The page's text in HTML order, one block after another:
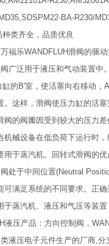
BA-R230/
类齐全，品质优良
福乐WANDFLUH滑阀的驱
广泛用于液压和气动装置
的B′室，使活塞向右移动
。这样，滑阀使压力缸的活
的阀瓣因受到较大的压力
机械设备在低负荷下运行时
于蒸汽机。回转式滑阀的
处于中间位置(Neutral
满足系统的不同要求。正
蒸汽机、液压和气压等装
液压产品：方向控制阀，
液压电子元件生产的厂商,